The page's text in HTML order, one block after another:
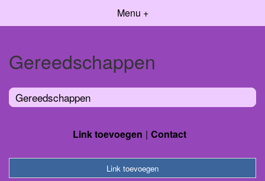
Menu +
Gereedschappen
Gereedschappen
Link toevoegen Contact
Link toevoegen